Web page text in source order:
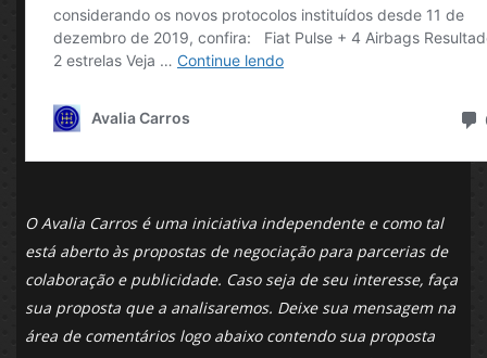
O Avalia Carros é uma iniciativa independente e como tal
está aberto às propostas de negociação para parcerias de
colaboração e publicidade. Caso seja de seu interesse, faça
sua proposta que a analisaremos. Deixe sua mensagem na
área de comentários logo abaixo contendo sua proposta